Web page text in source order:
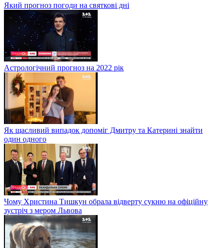
Який прогноз погоди на святкові дні
Астрологічний прогноз на 2022 рік
Як щасливий випадок допоміг Дмитру та Катерині знайти
один одного
Чому Христина Тишкун обрала відверту сукню на офіційну
зустріч з мером Львова